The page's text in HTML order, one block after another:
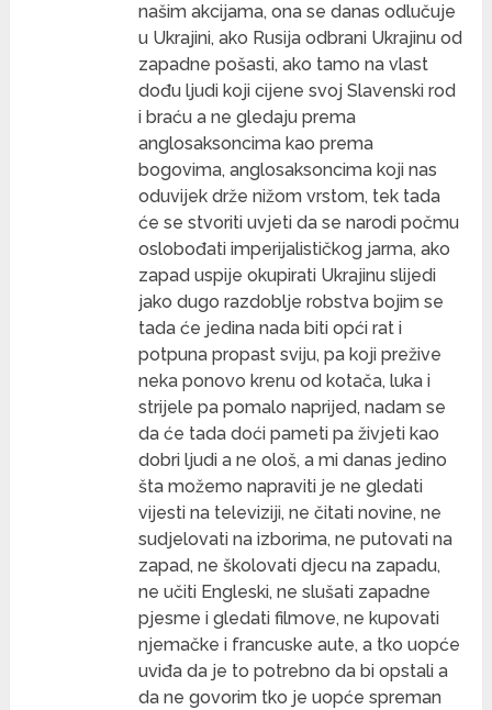
našim akcijama, ona se danas odlučuje
u Ukrajini, ako Rusija odbrani Ukrajinu od
zapadne pošasti, ako tamo na vlast
dođu ljudi koji cijene svoj Slavenski rod
i braću a ne gledaju prema
anglosaksoncima kao prema
bogovima, anglosaksoncima koji nas
oduvijek drže nižom vrstom, tek tada
će se stvoriti uvjeti da se narodi počmu
oslobođati imperijalističkog jarma, ako
zapad uspije okupirati Ukrajinu slijedi
jako dugo razdoblje robstva bojim se
tada će jedina nada biti opći rat i
potpuna propast sviju, pa koji prežive
neka ponovo krenu od kotača, luka i
strijele pa pomalo naprijed, nadam se
da će tada doći pameti pa živjeti kao
dobri ljudi a ne ološ, a mi danas jedino
šta možemo napraviti je ne gledati
vijesti na televiziji, ne čitati novine, ne
sudjelovati na izborima, ne putovati na
zapad, ne školovati djecu na zapadu,
ne učiti Engleski, ne slušati zapadne
pjesme i gledati filmove, ne kupovati
njemačke i francuske aute, a tko uopće
uviđa da je to potrebno da bi opstali a
da ne govorim tko je uopće spreman